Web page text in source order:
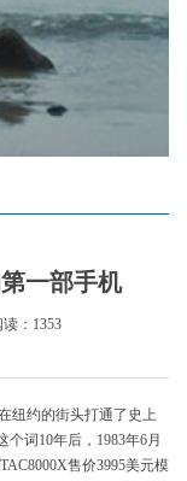
一部手机
读：1353
纽约的街头打通了史上
词10年后，1983年6月
售价3995美元模